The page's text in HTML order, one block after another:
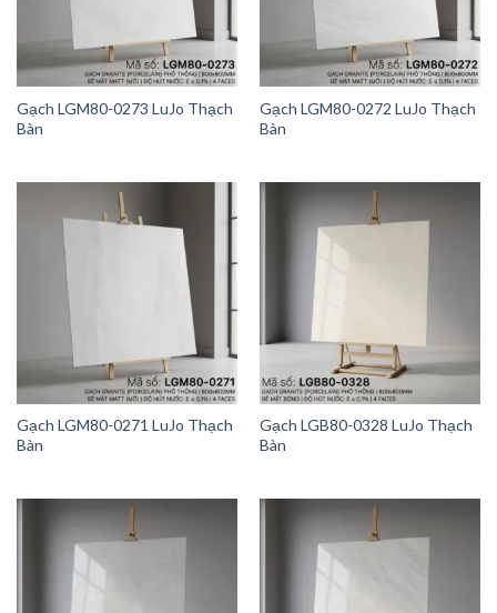
Gạch LGM80-0273 LuJo Thạch
Bàn
Gạch LGM80-0272 LuJo Thạch
Bàn
Gạch LGM80-0271 LuJo Thạch
Bàn
Gạch LGB80-0328 LuJo Thạch
Bàn